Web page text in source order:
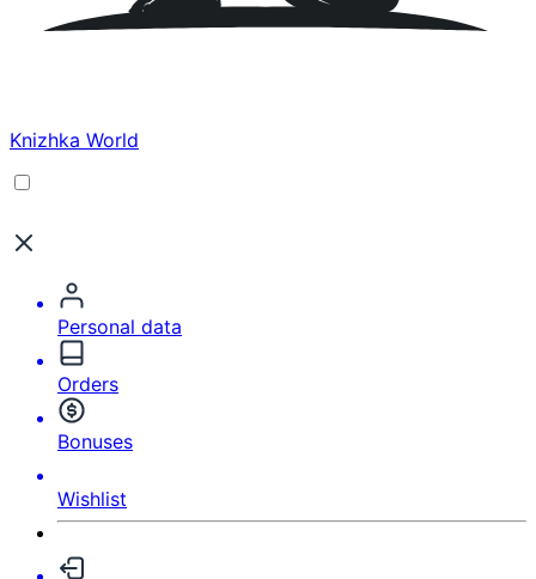
Knizhka World
Personal data
Orders
Bonuses
Wishlist